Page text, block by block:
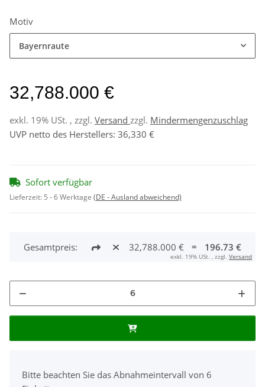
Motiv
Bayernraute
32,788.000 €
exkl. 19% USt. , zzgl. Versand zzgl. Mindermengenzuschlag
UVP netto des Herstellers: 36,330 €
Sofort verfügbar
Lieferzeit: 5 - 6 Werktage (DE - Ausland abweichend)
Gesamtpreis: 32,788.000 € = 196.73 €
exkl. 19% USt. , zzgl. Versand
Bitte beachten Sie das Abnahmeintervall von 6